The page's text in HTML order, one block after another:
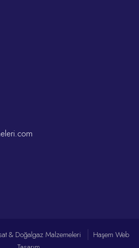
& Doğalgaz Malzemeleri
Haşem Web